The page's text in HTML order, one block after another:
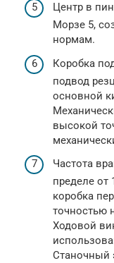
Центр в
Морзе 5,
нормам.
Коробка
подвод
основной
высокой
Частота
пределе от
коробка
точностью
Ходовой
Станочный